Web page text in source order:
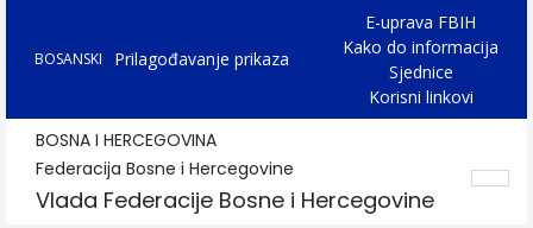
BOSANSKI Prilagođavanje prikaza
E-uprava FBIH
Kako do informacija
Sjednice
Korisni linkovi
BOSNA I HERCEGOVINA
Federacija Bosne i Hercegovine
Vlada Federacije Bosne i Hercegovine